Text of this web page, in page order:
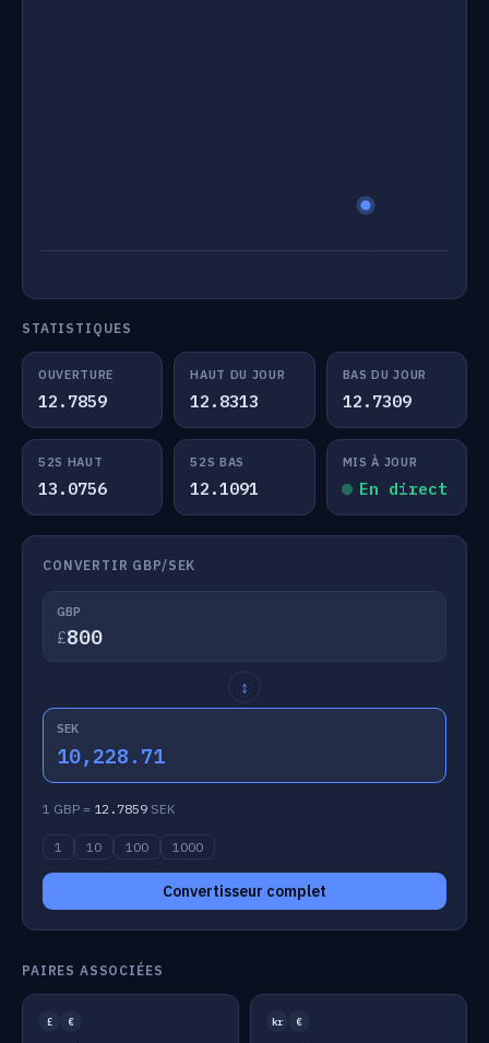
STATISTIQUES
OUVERTURE
12.7859
HAUT DU JOUR
12.8313
BAS DU JOUR
12.7309
52S HAUT
13.0756
52S BAS
12.1091
MIS À JOUR
En direct
CONVERTIR GBP/SEK
GBP
£
↕
SEK
10,228.71
1 GBP = 12.7859 SEK
1 10 100 1000
Convertisseur complet
PAIRES ASSOCIÉES
£ € kr €